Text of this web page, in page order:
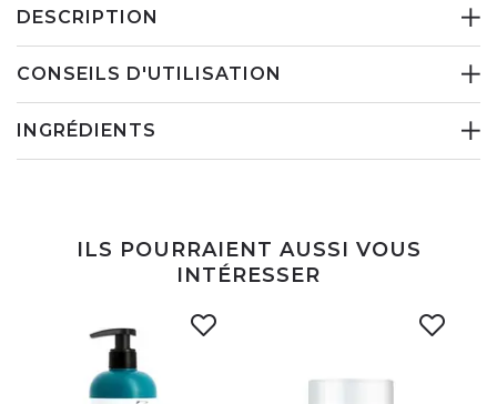
DESCRIPTION
CONSEILS D'UTILISATION
INGRÉDIENTS
ILS POURRAIENT AUSSI VOUS
INTÉRESSER